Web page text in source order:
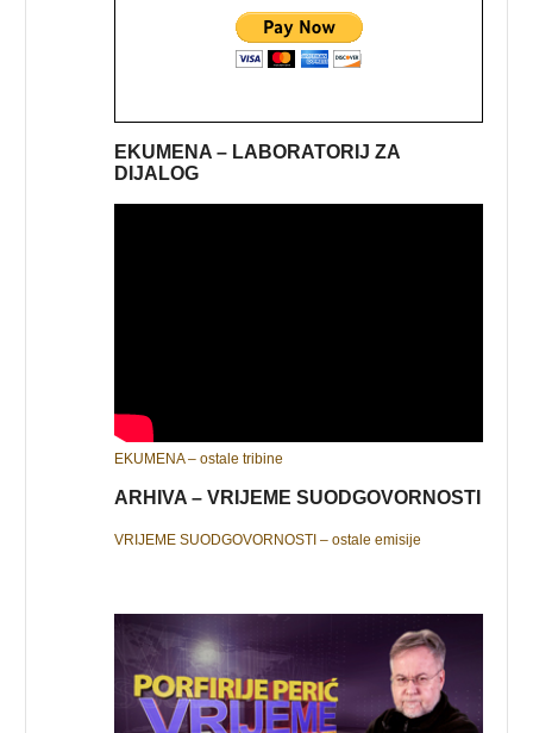
EKUMENA – LABORATORIJ ZA
DIJALOG
EKUMENA – ostale tribine
ARHIVA – VRIJEME SUODGOVORNOSTI
VRIJEME SUODGOVORNOSTI – ostale emisije